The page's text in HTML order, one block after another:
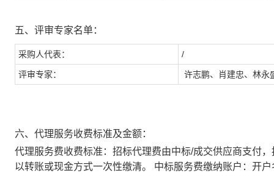
五、评审专家名单：
采购人代表： /
评审专家： 许志鹏、肖建忠、林永
六、代理服务收费标准及金额：
代理服务费收费标准： 招标代理费由中标/成交供应商支付，
以转账或现金方式一次性缴清。
中标服务费缴纳账户：开户